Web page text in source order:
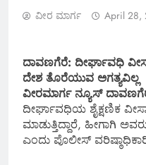
ವೀರ ಮಾರ್ಗ April 28,
ದಾವಣಗೆರೆ: ದೀರ್ಘಾವಧಿ
ದೇಶ ತೊರೆಯುವ ಅಗತ್ಯವಿಲ್ಲ
ವೀರಮಾರ್ಗ ನ್ಯೂಸ್
ದೀರ್ಘಾವಧಿಯ ಶೈಕ್ಷಣಿಕ
ಮಾಡುತ್ತಿದ್ದಾರೆ, ಹೀಗಾಗಿ
ಎಂದು ಪೊಲೀಸ್